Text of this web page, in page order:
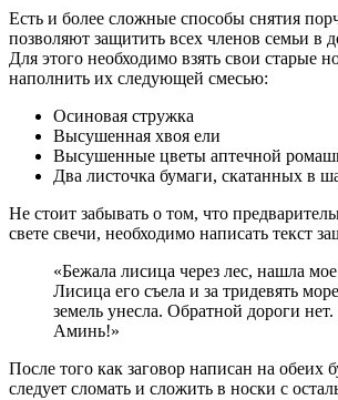
Есть и более сложные способы снятия
позволяют защитить всех членов семьи в
Для этого необходимо взять свои старые
наполнить их следующей смесью:
Осиновая стружка
Высушенная хвоя ели
Высушенные цветы аптечной
Два листочка бумаги, скатанных в
Не стоит забывать о том, что
свете свечи, необходимо написать текст
«Бежала лисица через лес, нашла
Лисица его съела и за тридевять
земель унесла. Обратной дороги нет.
Аминь!»
После того как заговор написан на обеих
следует сломать и сложить в носки с